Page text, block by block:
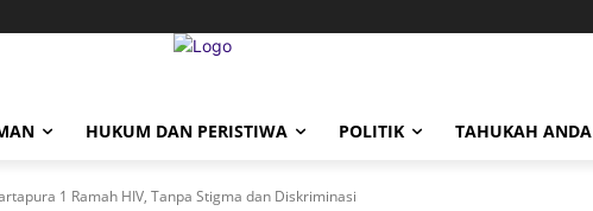
HUKUM DAN PERISTIWA POLITIK TAHUKAH ANDA
1 Ramah HIV, Tanpa Stigma dan Diskriminasi